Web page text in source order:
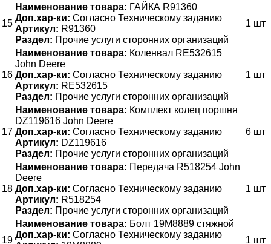
15
Наименование товара: ГАЙКА R91360
Доп.хар-ки: Согласно Техническому заданию
Артикул: R91360
Раздел: Прочие услуги сторонних организаций
1 шт
16
Наименование товара: Коленвал RE532615
John Deere
Доп.хар-ки: Согласно Техническому заданию
Артикул: RE532615
Раздел: Прочие услуги сторонних организаций
1 шт
17
Наименование товара: Комплект колец поршня
DZ119616 John Deere
Доп.хар-ки: Согласно Техническому заданию
Артикул: DZ119616
Раздел: Прочие услуги сторонних организаций
6 шт
18
Наименование товара: Передача R518254 John
Deere
Доп.хар-ки: Согласно Техническому заданию
Артикул: R518254
Раздел: Прочие услуги сторонних организаций
1 шт
19
Наименование товара: Болт 19M8889 стяжной
Доп.хар-ки: Согласно Техническому заданию
1 шт